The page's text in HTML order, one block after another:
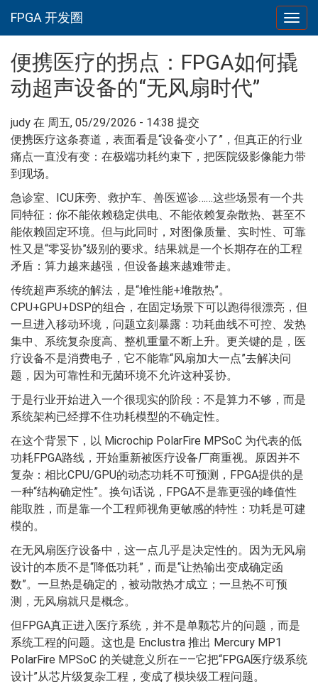
FPGA 开发圈
便携医疗的拐点：FPGA如何撬
动超声设备的“无风扇时代”
judy 在 周五, 05/29/2026 - 14:38 提交
便携医疗这条赛道，表面看是“设备变小了”，但真正的行业
痛点一直没有变：在极端功耗约束下，把医院级影像能力带
到现场。
急诊室、ICU床旁、救护车、兽医巡诊……这些场景有一个共
同特征：你不能依赖稳定供电、不能依赖复杂散热、甚至不
能依赖固定环境。但与此同时，对图像质量、实时性、可靠
性又是“零妥协”级别的要求。结果就是一个长期存在的工程
矛盾：算力越来越强，但设备越来越难带走。
传统超声系统的解法，是“堆性能+堆散热”。
CPU+GPU+DSP的组合，在固定场景下可以跑得很漂亮，但
一旦进入移动环境，问题立刻暴露：功耗曲线不可控、发热
集中、系统复杂度高、整机重量不断上升。更关键的是，医
疗设备不是消费电子，它不能靠“风扇加大一点”去解决问
题，因为可靠性和无菌环境不允许这种妥协。
于是行业开始进入一个很现实的阶段：不是算力不够，而是
系统架构已经撑不住功耗模型的不确定性。
在这个背景下，以 Microchip PolarFire MPSoC 为代表的低
功耗FPGA路线，开始重新被医疗设备厂商重视。原因并不
复杂：相比CPU/GPU的动态功耗不可预测，FPGA提供的是
一种“结构确定性”。换句话说，FPGA不是靠更强的峰值性
能取胜，而是靠一个工程师视角更敏感的特性：功耗是可建
模的。
在无风扇医疗设备中，这一点几乎是决定性的。因为无风扇
设计的本质不是“降低功耗”，而是“让热输出变成确定函
数”。一旦热是确定的，被动散热才成立；一旦热不可预
测，无风扇就只是概念。
但FPGA真正进入医疗系统，并不是单颗芯片的问题，而是
系统工程的问题。这也是 Enclustra 推出 Mercury MP1
PolarFire MPSoC 的关键意义所在——它把“FPGA医疗级系统
设计”从芯片级复杂工程，变成了模块级工程问题。